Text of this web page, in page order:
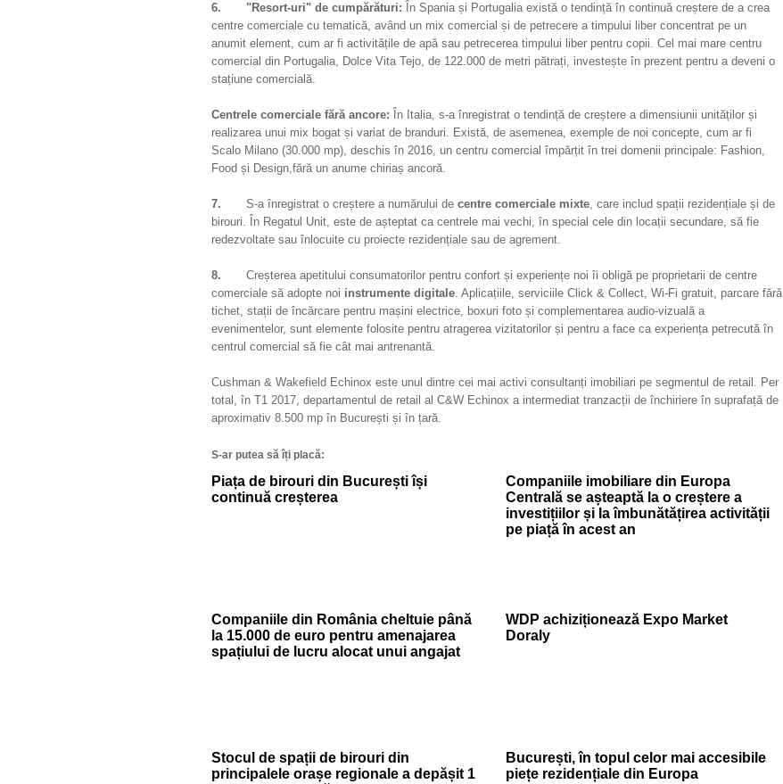
6. "Resort-uri" de cumpărături: În Spania și Portugalia există o tendință în continuă creștere de a crea
centre comerciale cu tematică, având un mix comercial și de petrecere a timpului liber concentrat pe un
anumit element, cum ar fi activitățile de apă sau petrecerea timpului liber pentru copii. Cel mai mare centru
comercial din Portugalia, Dolce Vita Tejo, de 122.000 de metri pătrați, investește în prezent pentru a deveni o
stațiune comercială.
Centrele comerciale fără ancore: În Italia, s-a înregistrat o tendință de creștere a dimensiunii unităților și
realizarea unui mix bogat și variat de branduri. Există, de asemenea, exemple de noi concepte, cum ar fi
Scalo Milano (30.000 mp), deschis în 2016, un centru comercial împărțit în trei domenii principale: Fashion,
Food și Design,fără un anume chiriaș ancoră.
7. S-a înregistrat o creștere a numărului de centre comerciale mixte, care includ spații rezidențiale și de
birouri. În Regatul Unit, este de așteptat ca centrele mai vechi, în special cele din locații secundare, să fie
redezvoltate sau înlocuite cu proiecte rezidențiale sau de agrement.
8. Creșterea apetitului consumatorilor pentru confort și experiențe noi îi obligă pe proprietarii de centre
comerciale să adopte noi instrumente digitale. Aplicațiile, serviciile Click & Collect, Wi-Fi gratuit, parcare fără
tichet, stații de încărcare pentru mașini electrice, boxuri foto și complementarea audio-vizuală a
evenimentelor, sunt elemente folosite pentru atragerea vizitatorilor și pentru a face ca experiența petrecută în
centrul comercial să fie cât mai antrenantă.
Cushman & Wakefield Echinox este unul dintre cei mai activi consultanți imobiliari pe segmentul de retail. Per
total, în T1 2017, departamentul de retail al C&W Echinox a intermediat tranzacții de închiriere în suprafață de
aproximativ 8.500 mp în București și în țară.
S-ar putea să îți placă:
Piața de birouri din București își
continuă creșterea
Companiile imobiliare din Europa
Centrală se așteaptă la o creștere a
investițiilor și la îmbunătățirea activității
pe piață în acest an
Companiile din România cheltuie până
la 15.000 de euro pentru amenajarea
spațiului de lucru alocat unui angajat
WDP achiziționează Expo Market
Doraly
Stocul de spații de birouri din
principalele orașe regionale a depășit 1
București, în topul celor mai accesibile
piețe rezidențiale din Europa